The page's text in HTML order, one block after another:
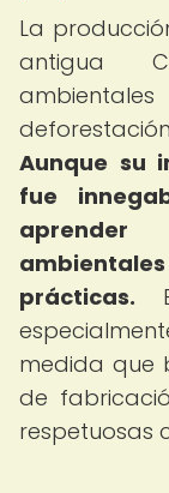
La
antigua
Aunque su
fue
prácticas.
medida que
de
respetuosas